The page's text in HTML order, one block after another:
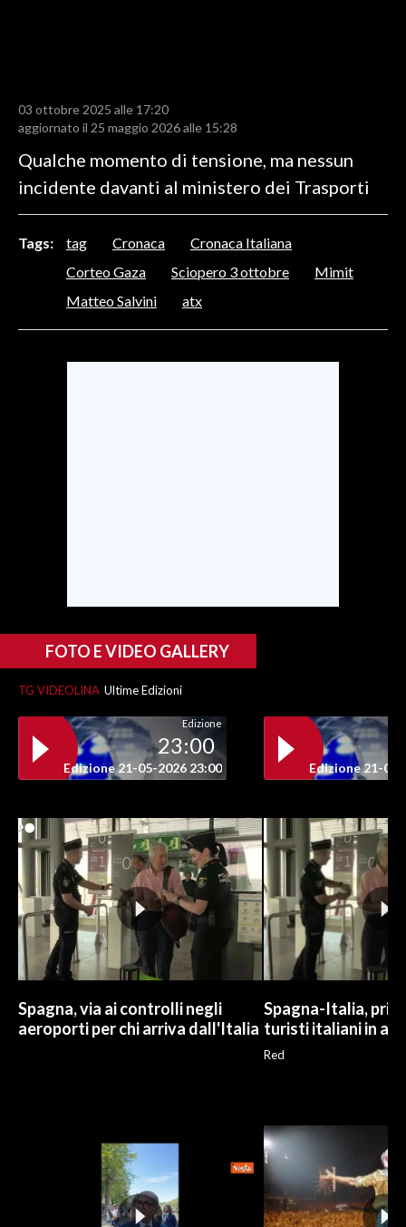
RISULTATI E CLASSIFICHE
CALCIO REGIONALE
BASKET
MOTORI
ALTRI SPORT
#CARAUNIONE
INSULARITÀ
ABBONATI
ANNUNCI
NECROLOGI
PUBBLICITÀ
SPIAGGE
STORE
03 ottobre 2025 alle 17:20
aggiornato il 25 maggio 2026 alle 15:28
Qualche momento di tensione, ma nessun
incidente davanti al ministero dei Trasporti
Tags: tag Cronaca
Cronaca Italiana
Corteo Gaza
Sciopero 3 ottobre
Mimit
Matteo Salvini
atx
FOTO E VIDEO GALLERY
TG VIDEOLINA Ultime Edizioni
Edizione
23:00
Edizione 21-05-2026 23:00 Edizione 21-05-
Spagna, via ai controlli negli
aeroporti per chi arriva dall'Italia
Spagna-Italia,
turisti italiani in
Red